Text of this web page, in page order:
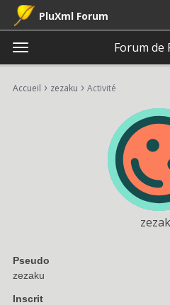
PluXml Forum
t
g
Forum de
Connexion
Connexion S'inscrire
Accueil › zezaku › Activité
Pseudo
zezaku
Inscrit